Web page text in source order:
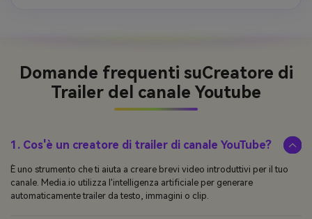
Domande frequenti suCreatore di
Trailer del canale Youtube
1. Cos'è un creatore di trailer di canale YouTube?
È uno strumento che ti aiuta a creare brevi video introduttivi per il tuo
canale. Media.io utilizza l'intelligenza artificiale per generare
automaticamente trailer da testo, immagini o clip.